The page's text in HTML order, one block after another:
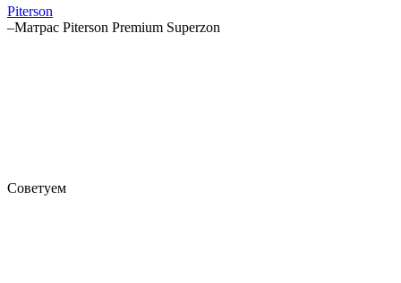
Piterson
–Матрас Piterson Premium Superzon
Советуем